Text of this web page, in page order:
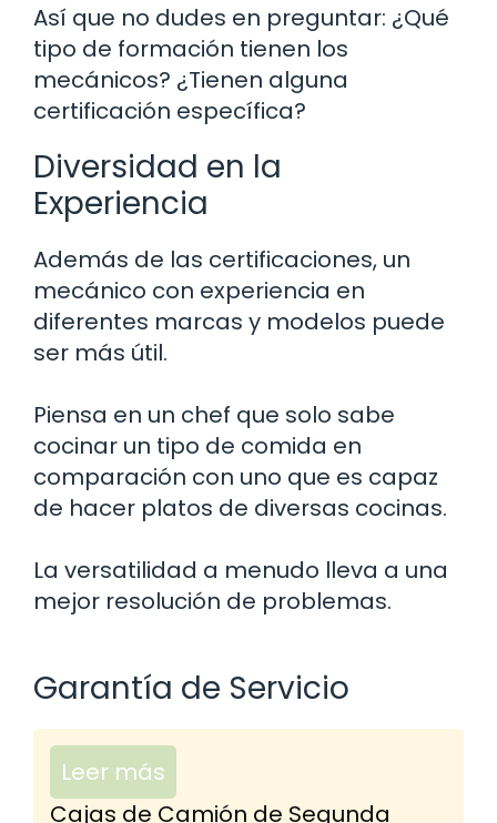
Así que no dudes en preguntar: ¿Qué
tipo de formación tienen los
mecánicos? ¿Tienen alguna
certificación específica?
Diversidad en la
Experiencia
Además de las certificaciones, un
mecánico con experiencia en
diferentes marcas y modelos puede
ser más útil.
Piensa en un chef que solo sabe
cocinar un tipo de comida en
comparación con uno que es capaz
de hacer platos de diversas cocinas.
La versatilidad a menudo lleva a una
mejor resolución de problemas.
Garantía de Servicio
Leer más
Cajas de Camión de Segunda